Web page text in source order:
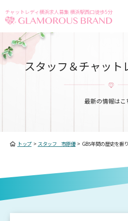
チャットレディ横浜求人募集 横浜駅西口徒歩5分
スタッフ＆チャット
最新の情報はこ
トップ> スタッフ 市原優> GB5年間の歴史を振